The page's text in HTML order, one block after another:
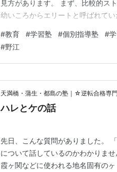
見方があります。 まず、比較的ス
幼いころからエリートと呼ばれて
には限界があります。 それは勉強
くても、やり方や努力量が足りない
#教育 #学習塾 #個別指導塾 #
#野江
天満橋・蒲生・都島の塾｜☆逆転合格専
ハレとケの話
先日、こんな質問がありました。
について話しているのかわかりま
霞ヶ関などに使われる地名固有の